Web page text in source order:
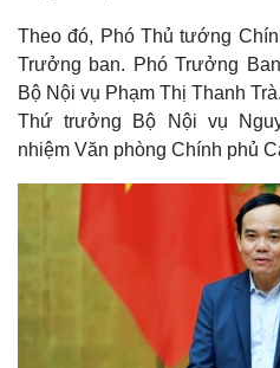
Theo đó, Phó Thủ tướng
Trưởng ban. Phó Trưởng
Bộ Nội vụ Phạm Thị Thanh
Thứ trưởng Bộ Nội vụ
nhiệm Văn phòng Chính phủ